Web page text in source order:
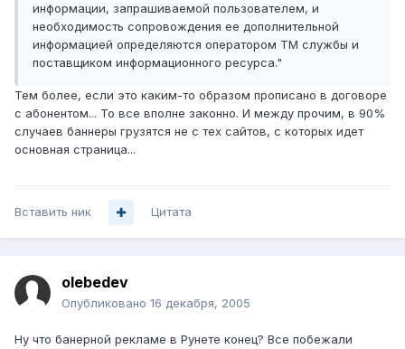
информации, запрашиваемой пользователем, и
необходимость сопровождения ее дополнительной
информацией определяются оператором ТМ службы и
поставщиком информационного ресурса."
Тем более, если это каким-то образом прописано в договоре
с абонентом... То все вполне законно. И между прочим, в 90%
случаев баннеры грузятся не с тех сайтов, с которых идет
основная страница...
Вставить ник Цитата
olebedev
Опубликовано 16 декабря, 2005
Ну что банерной рекламе в Рунете конец? Все побежали